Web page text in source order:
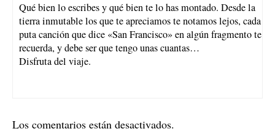
Qué bien lo escribes y qué bien te lo has montado. Desde la
tierra inmutable los que te apreciamos te notamos lejos, cada
puta canción que dice «San Francisco» en algún fragmento te
recuerda, y debe ser que tengo unas cuantas…
Disfruta del viaje.
Los comentarios están desactivados.